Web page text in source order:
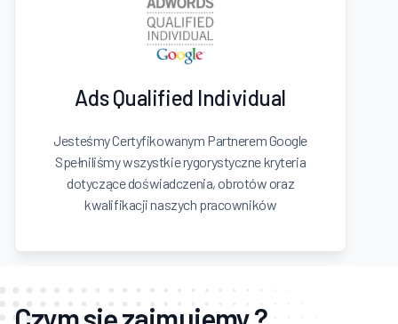
Ads Qualified Individual
Jesteśmy Certyfikowanym Partnerem Google
Spełniliśmy wszystkie rygorystyczne kryteria
dotyczące doświadczenia, obrotów oraz
kwalifikacji naszych pracowników